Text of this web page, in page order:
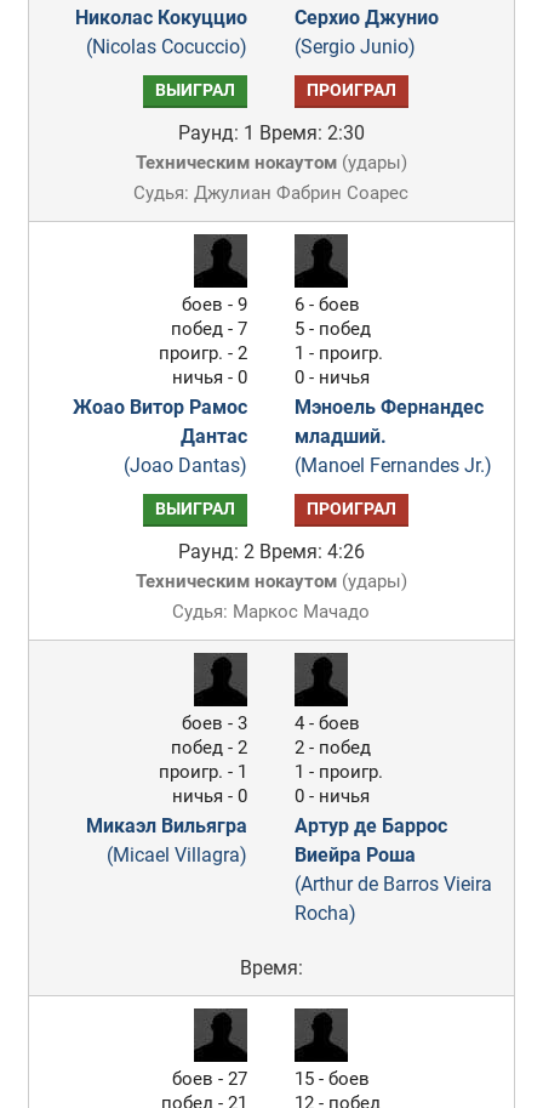
Николас Кокуццио
(Nicolas Cocuccio)
Серхио Джунио
(Sergio Junio)
ВЫИГРАЛ ПРОИГРАЛ
Раунд: 1 Время: 2:30
Техническим нокаутом(удары)
Судья: Джулиан Фабрин Соарес
боев - 9
побед - 7
проигр. - 2
ничья - 0
Жоао Витор Рамос
Дантас
(Joao Dantas)
6 - боев
5 - побед
1 - проигр.
0 - ничья
Мэноель Фернандес
младший.
(Manoel Fernandes Jr.)
ВЫИГРАЛ ПРОИГРАЛ
Раунд: 2 Время: 4:26
Техническим нокаутом(удары)
Судья: Маркос Мачадо
боев - 3
побед - 2
проигр. - 1
ничья - 0
Микаэл Вильягра
(Micael Villagra)
4 - боев
2 - побед
1 - проигр.
0 - ничья
Артур де Баррос
Виейра Роша
(Arthur de Barros Vieira
Rocha)
Время:
боев - 27
побед - 21
15 - боев
12 - побед